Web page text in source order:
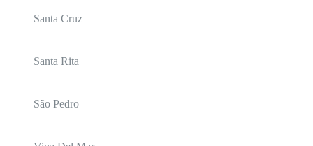
Santa Cruz
Santa Rita
São Pedro